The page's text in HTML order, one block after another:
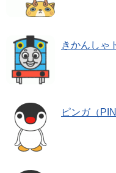
きかんしゃ
ピンガ（